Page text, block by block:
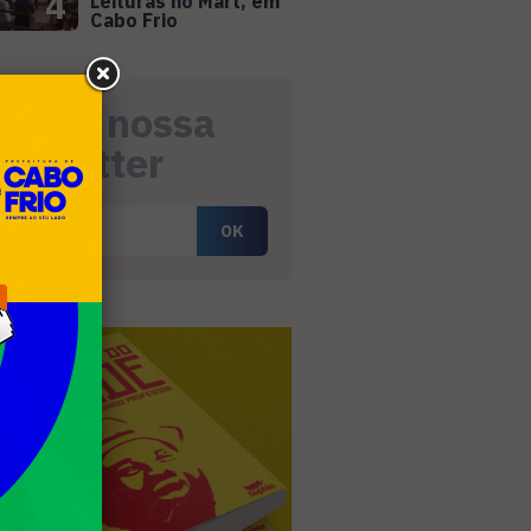
Cabo Frio
nossa